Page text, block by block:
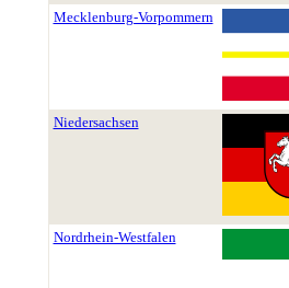
Mecklenburg-Vorpommern
Niedersachsen
Nordrhein-Westfalen